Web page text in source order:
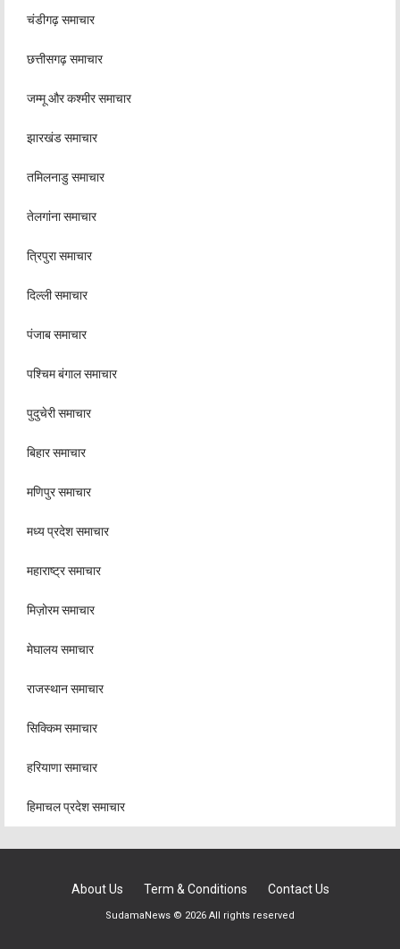
चंडीगढ़ समाचार
छत्तीसगढ़ समाचार
जम्मू और कश्मीर समाचार
झारखंड समाचार
तमिलनाडु समाचार
तेलगांना समाचार
त्रिपुरा समाचार
दिल्ली समाचार
पंजाब समाचार
पश्चिम बंगाल समाचार
पुदुचेरी समाचार
बिहार समाचार
मणिपुर समाचार
मध्य प्रदेश समाचार
महाराष्ट्र समाचार
मिज़ोरम समाचार
मेघालय समाचार
राजस्थान समाचार
सिक्किम समाचार
हरियाणा समाचार
हिमाचल प्रदेश समाचार
About Us Term & Conditions Contact Us
SudamaNews © 2026 All rights reserved